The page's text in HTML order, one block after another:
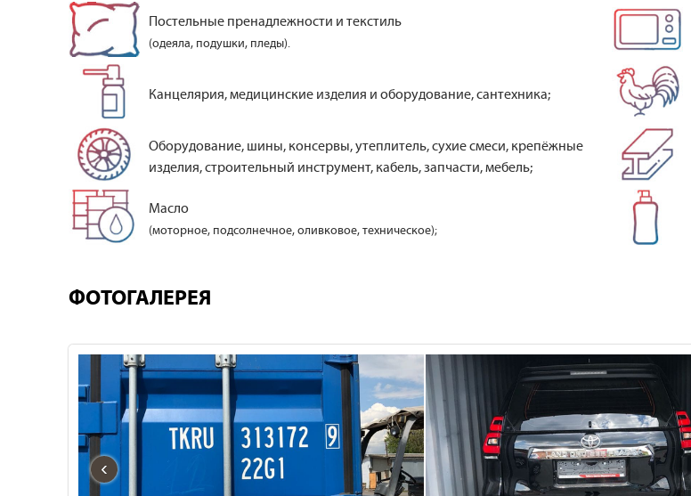
Постельные пренадлежности и текстиль
(одеяла, подушки, пледы).
Канцелярия, медицинские изделия и оборудование, сантехника;
Оборудование, шины, консервы, утеплитель, сухие смеси, крепёжные
изделия, строительный инструмент, кабель, запчасти, мебель;
Масло
(моторное, подсолнечное, оливковое, техническое);
ФОТОГАЛЕРЕЯ
‹